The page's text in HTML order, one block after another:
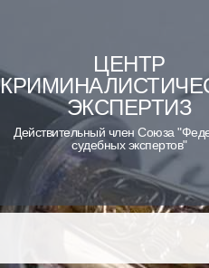
content
ЦЕНТР
ЭКСПЕРТИЗ
Действительный член Союза
судебных экспертов"